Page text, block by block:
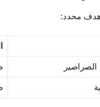
هدف محدد: